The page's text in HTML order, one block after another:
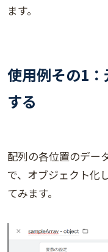
ます。
使用例その1
する
配列の各位置のデー
で、オブジェクト化
てみます。